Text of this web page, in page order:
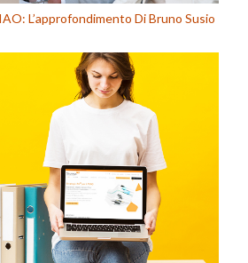
L’approfondimento Di Bruno Susio